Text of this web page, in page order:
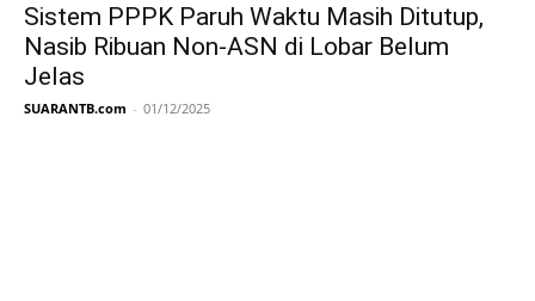
Sistem PPPK Paruh Waktu Masih Ditutup,
Nasib Ribuan Non-ASN di Lobar Belum
Jelas
SUARANTB.com - 01/12/2025